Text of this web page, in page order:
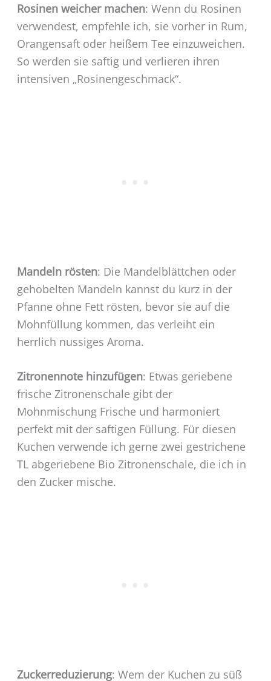
Rosinen weicher machen: Wenn du Rosinen
verwendest, empfehle ich, sie vorher in Rum,
Orangensaft oder heißem Tee einzuweichen.
So werden sie saftig und verlieren ihren
intensiven „Rosinengeschmack“.
Mandeln rösten: Die Mandelblättchen oder
gehobelten Mandeln kannst du kurz in der
Pfanne ohne Fett rösten, bevor sie auf die
Mohnfüllung kommen, das verleiht ein
herrlich nussiges Aroma.
Zitronennote hinzufügen: Etwas geriebene
frische Zitronenschale gibt der
Mohnmischung Frische und harmoniert
perfekt mit der saftigen Füllung. Für diesen
Kuchen verwende ich gerne zwei gestrichene
TL abgeriebene Bio Zitronenschale, die ich in
den Zucker mische.
Zuckerreduzierung: Wem der Kuchen zu süß